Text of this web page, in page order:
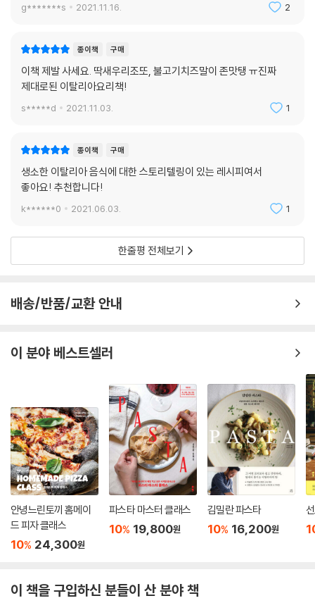
g*******s 2021.11.16. 2
종이책 구매
이책 제발 사세요. 딱새우리조또, 불고기치즈말이 존맛탱 ㅠ진짜
제대로된 이탈리아요리책!
s*****d 2021.11.03. 1
종이책 구매
생소한 이탈리아 음식에 대한 스토리텔링이 있는 레시피여서
좋아요! 추천합니다!
k******0 2021.06.03. 1
한줄평 전체보기
배송/반품/교환 안내
이 분야 베스트셀러
안녕느린토끼 홈메이
드 피자 클래스
10% 24,300원
파스타 마스터 클래스
10% 19,800원
김밀란 파스타
10% 16,200원
이 책을 구입하신 분들이 산 분야 책